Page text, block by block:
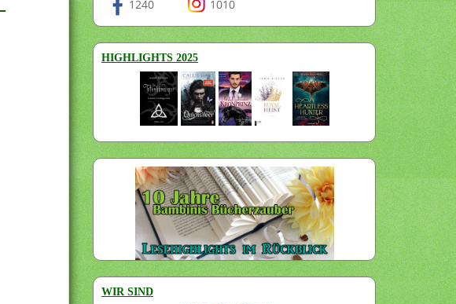
1240 1010
HIGHLIGHTS 2025
WIR SIND